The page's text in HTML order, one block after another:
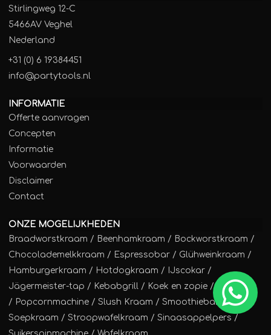
Stirlingweg 12-C
5466AV Veghel
Nederland
+31 (0) 6 19384451
info@partytools.nl
INFORMATIE
Offerte aanvragen
Concepten
Informatie
Voorwaarden
Disclaimer
Contact
ONZE MOGELIJKHEDEN
Braadworstkraam / Beenhamkraam / Bockworstkraam /
Chocolademelkkraam / Espressobar / Glühweinkraam /
Hamburgerkraam / Hotdogkraam / IJscokar /
Jägermeister-tap / Kebabgrill / Koek en zopie /
Poffertjes
/ Popcornmachine / Slush Kraam / Smoothiebar /
Soepkraam / Stroopwafelkraam / Sinaasappelpers /